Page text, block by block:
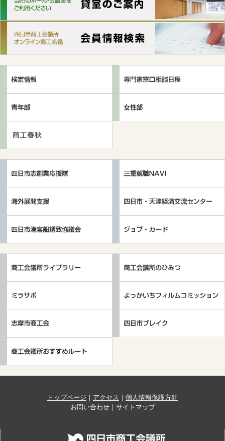
トップページ ｜ アクセス ｜ 個人情報保護方針
お問い合わせ｜ サイトマップ